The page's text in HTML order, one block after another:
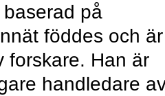
på
föddes och är
forskare. Han är
handledare